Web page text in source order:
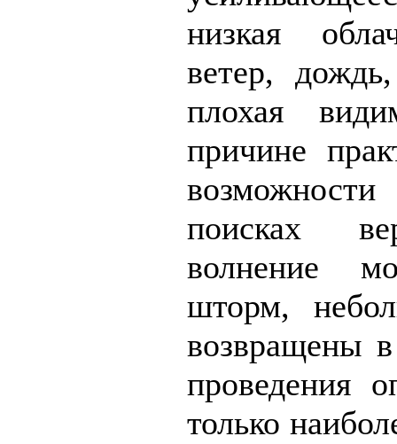
низкая
ветер,
плохая
причине
возможности
поисках
волнение
шторм,
возвращены
проведения
только